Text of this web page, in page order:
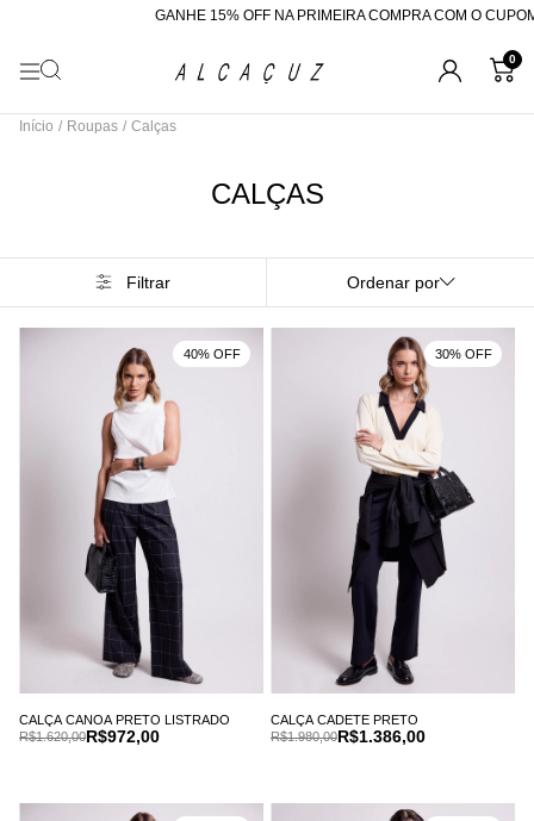
GANHE 15% OFF NA PRIMEIRA COMPRA COM O CUPOM "BEMVINDA"
0
Início / Roupas / Calças
CALÇAS
Filtrar Ordenar por
CALÇA CANOA PRETO LISTRADO
R$972,00
R$1.620,00
40% OFF
CALÇA CADETE PRETO
R$1.386,00
R$1.980,00
30% OFF